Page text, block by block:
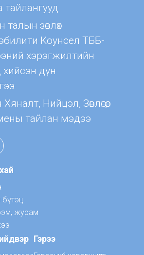
тайлангууд
зөвлөх
Коунсел ТББ-
хэрэгжилтийн
дүн
Нийцэл, Зөвлөгөө,
тайлан мэдээ
бүтэц
журам
Гэрээ